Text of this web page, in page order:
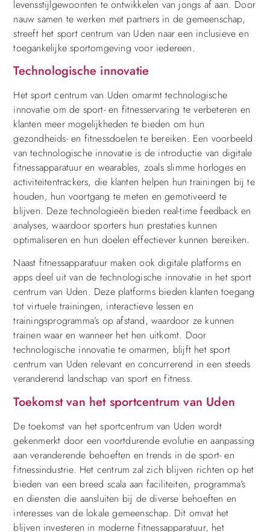
levensstijlgewoonten te ontwikkelen van jongs af aan. Door
nauw samen te werken met partners in de gemeenschap,
streeft het sport centrum van Uden naar een inclusieve en
toegankelijke sportomgeving voor iedereen.
Technologische innovatie
Het sport centrum van Uden omarmt technologische
innovatie om de sport- en fitnesservaring te verbeteren en
klanten meer mogelijkheden te bieden om hun
gezondheids- en fitnessdoelen te bereiken. Een voorbeeld
van technologische innovatie is de introductie van digitale
fitnessapparatuur en wearables, zoals slimme horloges en
activiteitentrackers, die klanten helpen hun trainingen bij te
houden, hun voortgang te meten en gemotiveerd te
blijven. Deze technologieën bieden real-time feedback en
analyses, waardoor sporters hun prestaties kunnen
optimaliseren en hun doelen effectiever kunnen bereiken.
Naast fitnessapparatuur maken ook digitale platforms en
apps deel uit van de technologische innovatie in het sport
centrum van Uden. Deze platforms bieden klanten toegang
tot virtuele trainingen, interactieve lessen en
trainingsprogramma’s op afstand, waardoor ze kunnen
trainen waar en wanneer het hen uitkomt. Door
technologische innovatie te omarmen, blijft het sport
centrum van Uden relevant en concurrerend in een steeds
veranderend landschap van sport en fitness.
Toekomst van het sportcentrum van Uden
De toekomst van het sportcentrum van Uden wordt
gekenmerkt door een voortdurende evolutie en aanpassing
aan veranderende behoeften en trends in de sport- en
fitnessindustrie. Het centrum zal zich blijven richten op het
bieden van een breed scala aan faciliteiten, programma’s
en diensten die aansluiten bij de diverse behoeften en
interesses van de lokale gemeenschap. Dit omvat het
blijven investeren in moderne fitnessapparatuur, het